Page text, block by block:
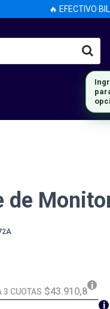
🔥 EFECTIVO
de
3 CUOTAS $43.910,8